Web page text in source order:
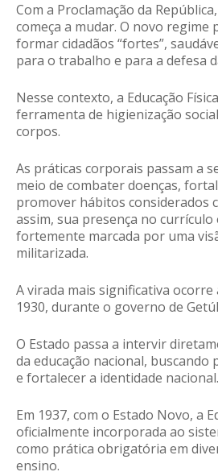
Com a Proclamação da
começa a mudar. O novo regime
formar cidadãos “fortes”,
para o trabalho e para a defesa
Nesse contexto, a Educação
ferramenta de higienização
corpos.
As práticas corporais passam a
meio de combater doenças,
promover hábitos considerados
assim, sua presença no
fortemente marcada por uma
militarizada.
A virada mais significativa ocorre
1930, durante o governo de
O Estado passa a intervir
da educação nacional,
e fortalecer a identidade nacional.
Em 1937, com o Estado Novo, a
oficialmente incorporada ao
como prática obrigatória em
ensino.